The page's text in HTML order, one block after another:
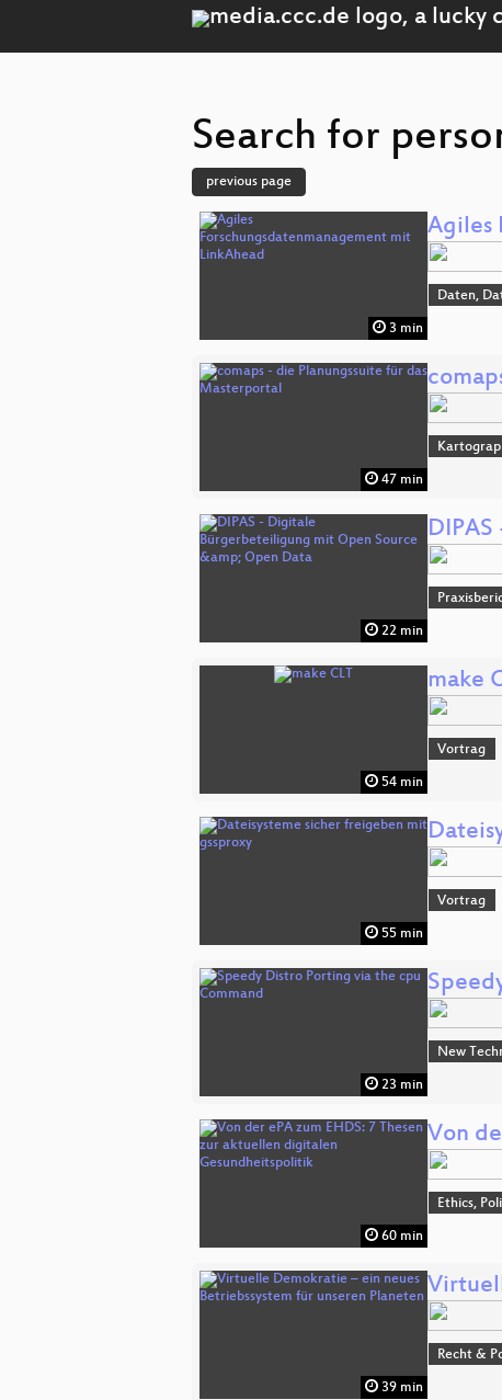
Search for
previous page
3 min
Agiles
Daten,
47 min
22 min
54 min
make
Vortrag
55 min
Vortrag
23 min
New
60 min
Von
Ethics,
39 min
Recht &